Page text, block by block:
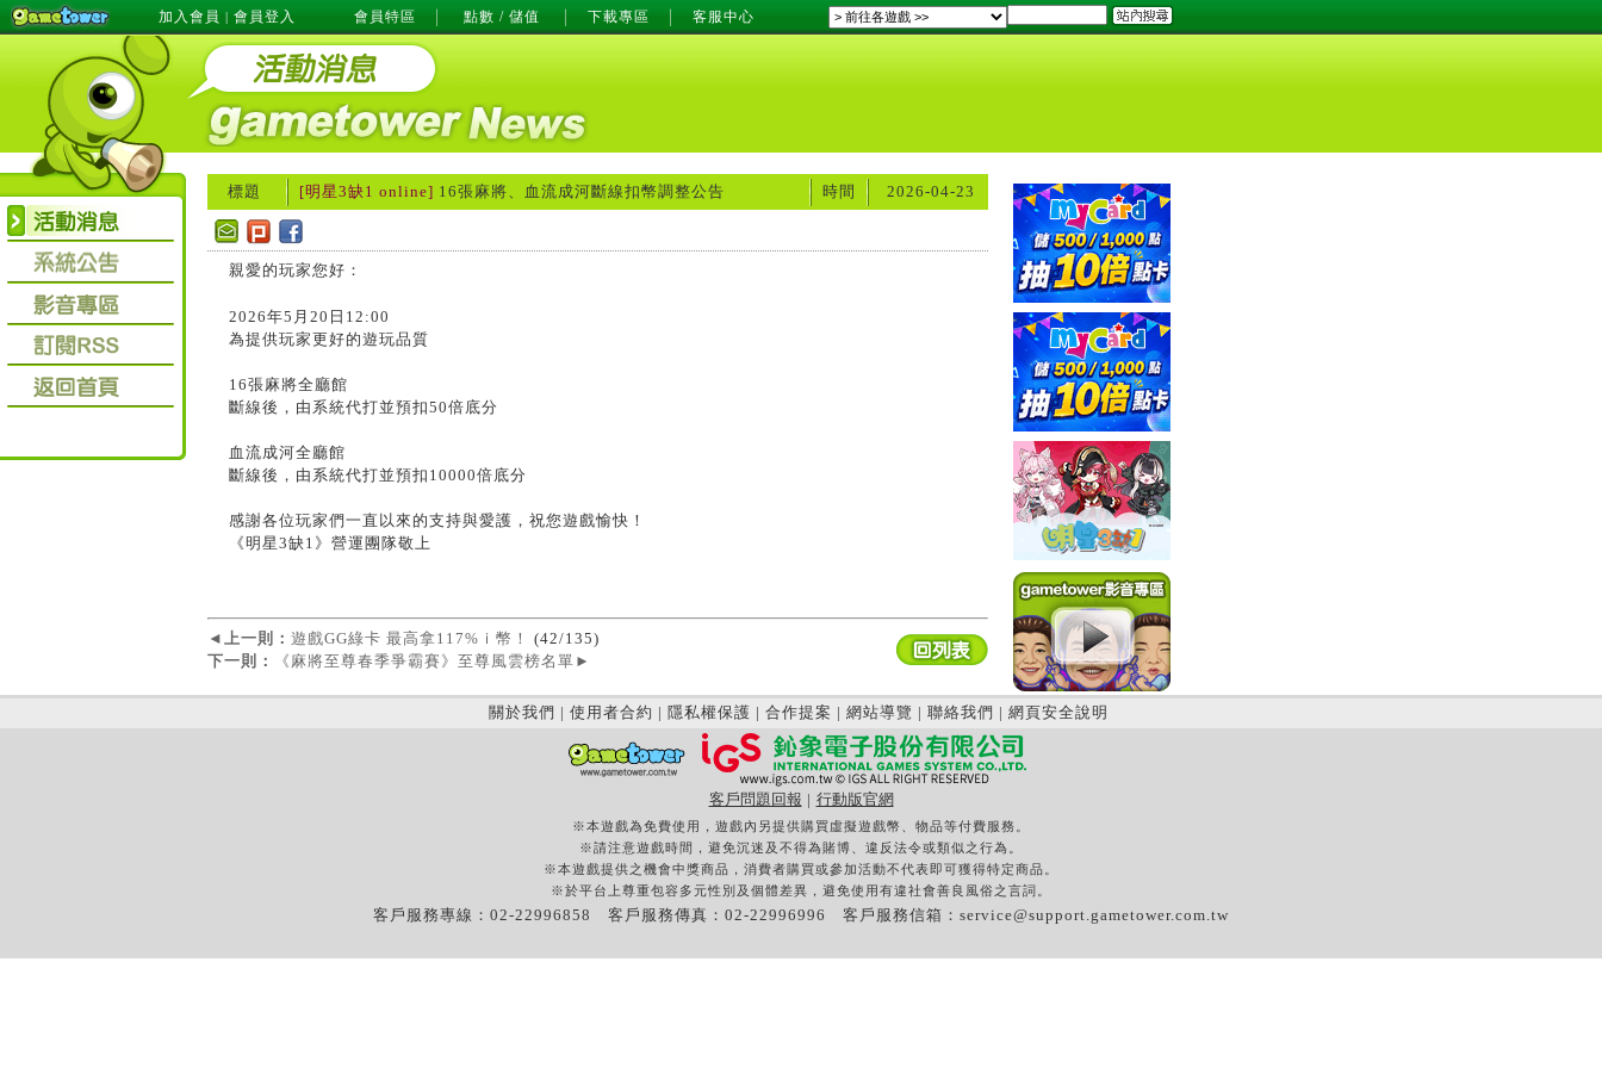
加入會員 | 會員登入 會員特區 點數 / 儲值 下載專區 客服中心
標題 [明星3缺1 online] 16張麻將、血流成河斷線扣幣調整公告 時間 2026-04-23
親愛的玩家您好：
2026年5月20日12:00
為提供玩家更好的遊玩品質
16張麻將全廳館
斷線後，由系統代打並預扣50倍底分
血流成河全廳館
斷線後，由系統代打並預扣10000倍底分
感謝各位玩家們一直以來的支持與愛護，祝您遊戲愉快！
◄ 上一則： 遊戲GG綠卡 最高拿117%ｉ幣！
(42/135)
下一則：
《麻將至尊春季爭霸賽》至尊風雲榜名單 ►
關於我們 | 使用者合約 | 隱私權保護 | 合作提案 | 網站導覽 | 聯絡我們 | 網頁安全說明
客戶問題回報 | 行動版官網
※本遊戲為免費使用，遊戲內另提供購買虛擬遊戲幣、物品等付費服務。
※請注意遊戲時間，避免沉迷及不得為賭博、違反法令或類似之行為。
※本遊戲提供之機會中獎商品，消費者購買或參加活動不代表即可獲得特定商品。
※於平台上尊重包容多元性別及個體差異，避免使用有違社會善良風俗之言詞。
客戶服務專線：02-22996858 客戶服務傳真：02-22996996 客戶服務信箱： service@support.gametower.com.tw